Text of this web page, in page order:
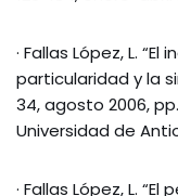
· Fallas López, L.
particularidad y la
34, agosto 2006,
Universidad de
· Fallas López, L.